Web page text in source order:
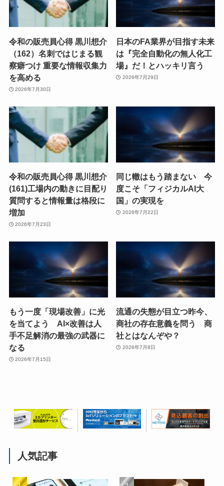
令和の販売員心得 黒川想介
（162）名刺ではじまる観
察癖つけ 重要な情報収集力
を高める
2026年7月30日
日本のFA業界が目指す未来
は『完全自動化の無人化工
場』だ！とハッキリ言う
2026年7月29日
令和の販売員心得 黒川想介
(161)工場内の動きに目配り
質問すると情報量は格段に
増加
2026年7月23日
同じ轍はもう踏まない 今
度こそ「フィジカルAI大
国」の実現を
2026年7月22日
もう一度「現場改善」に光
を当てよう AI×改善は人
手不足解消の最強の武器に
なる
2026年7月15日
流通の失態が目立つ昨今、
商社の存在意義を問う 商
社とはなんぞや？
2026年7月8日
人気記事